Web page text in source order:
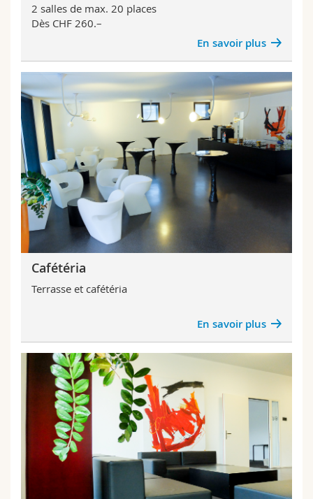
2 salles de max. 20 places
Dès CHF 260.–
En savoir plus
Cafétéria
Terrasse et cafétéria
En savoir plus